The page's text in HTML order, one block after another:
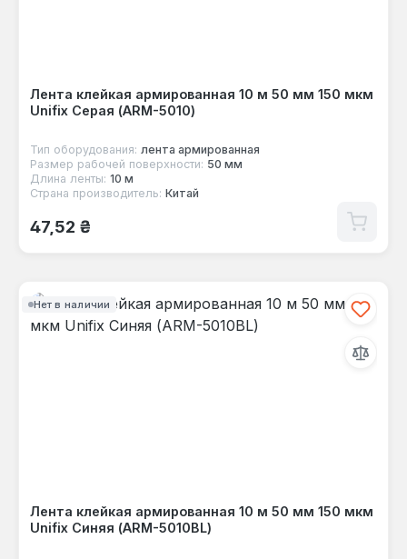
Лента клейкая армированная 10 м 50 мм 150 мкм
Unifix Серая (ARM-5010)
Тип оборудования: лента армированная
Размер рабочей поверхности: 50 мм
Длина ленты: 10 м
Страна производитель: Китай
Обычная цена:
47,52 ₴
Нет в наличии
Лента клейкая армированная 10 м 50 мм 150 мкм
Unifix Синяя (ARM-5010BL)